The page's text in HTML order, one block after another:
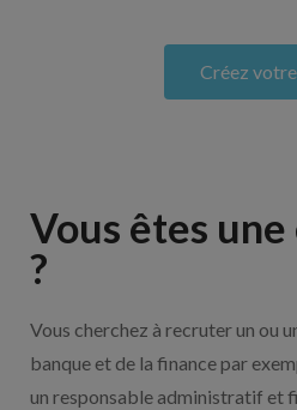
Créez
Vous êtes
?
Vous cherchez à recruter un ou
banque et de la finance par
un responsable administratif et